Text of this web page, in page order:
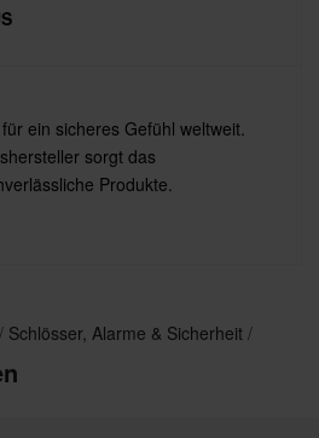
ein sicheres Gefühl weltweit.
sorgt das
Produkte.
Schlösser, Alarme & Sicherheit